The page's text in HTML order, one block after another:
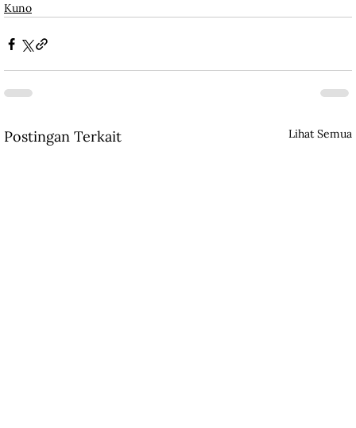
Kuno
Postingan Terkait Lihat Semua